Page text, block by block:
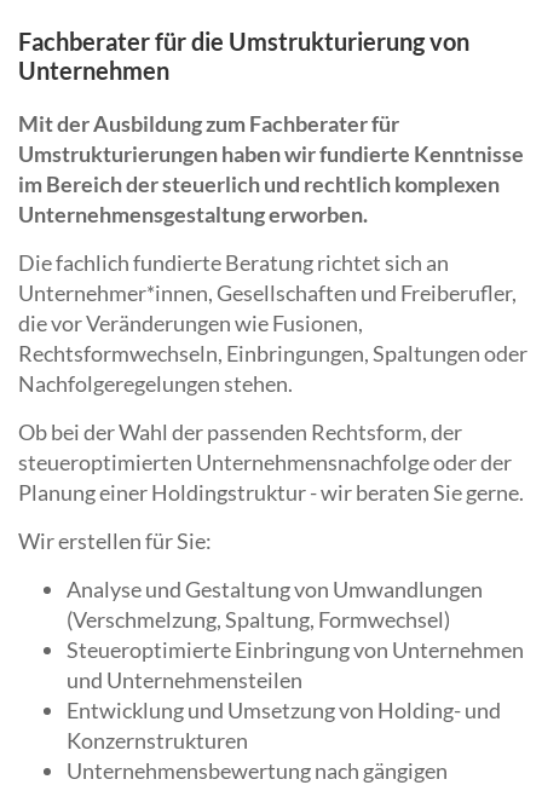
Fachberater für die Umstrukturierung von
Unternehmen
Mit der Ausbildung zum Fachberater für
Umstrukturierungen haben wir fundierte Kenntnisse
im Bereich der steuerlich und rechtlich komplexen
Unternehmensgestaltung erworben.
Die fachlich fundierte Beratung richtet sich an
Unternehmer*innen, Gesellschaften und Freiberufler,
die vor Veränderungen wie Fusionen,
Rechtsformwechseln, Einbringungen, Spaltungen oder
Nachfolgeregelungen stehen.
Ob bei der Wahl der passenden Rechtsform, der
steueroptimierten Unternehmensnachfolge oder der
Planung einer Holdingstruktur - wir beraten Sie gerne.
Wir erstellen für Sie:
Analyse und Gestaltung von Umwandlungen
(Verschmelzung, Spaltung, Formwechsel)
Steueroptimierte Einbringung von Unternehmen
und Unternehmensteilen
Entwicklung und Umsetzung von Holding- und
Konzernstrukturen
Unternehmensbewertung nach gängigen